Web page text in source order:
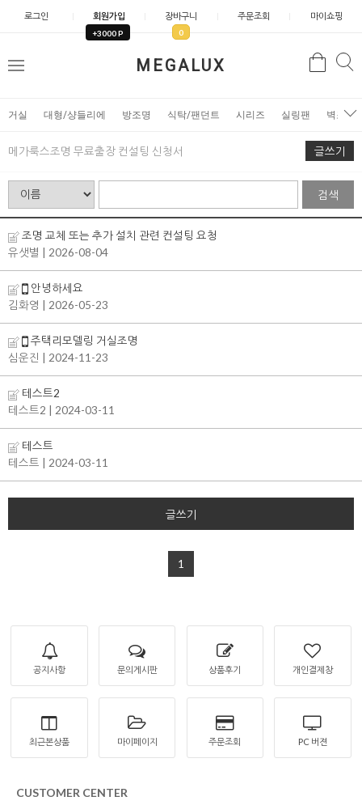
로그인 회원가입
+3000 P
장바구니
0
주문조회 마이쇼핑
MEGALUX
메
검
거실 대형/샹들리에 방조명 식탁/팬던트 시리즈 실링팬 벽조명
메가룩스조명 무료출장 컨설팅 신청서 글쓰기
검색
조명 교체 또는 추가 설치 관련 컨설팅 요청
유샛별
| 2026-08-04
안녕하세요
김화영
| 2026-05-23
주택리모델링 거실조명
심운진
| 2024-11-23
테스트2
테스트2
| 2024-03-11
테스트
테스트
| 2024-03-11
글쓰기
1
공지사항 문의게시판 상품후기 개인결제창
최근본상품 마이페이지 주문조회 PC 버젼
CUSTOMER CENTER